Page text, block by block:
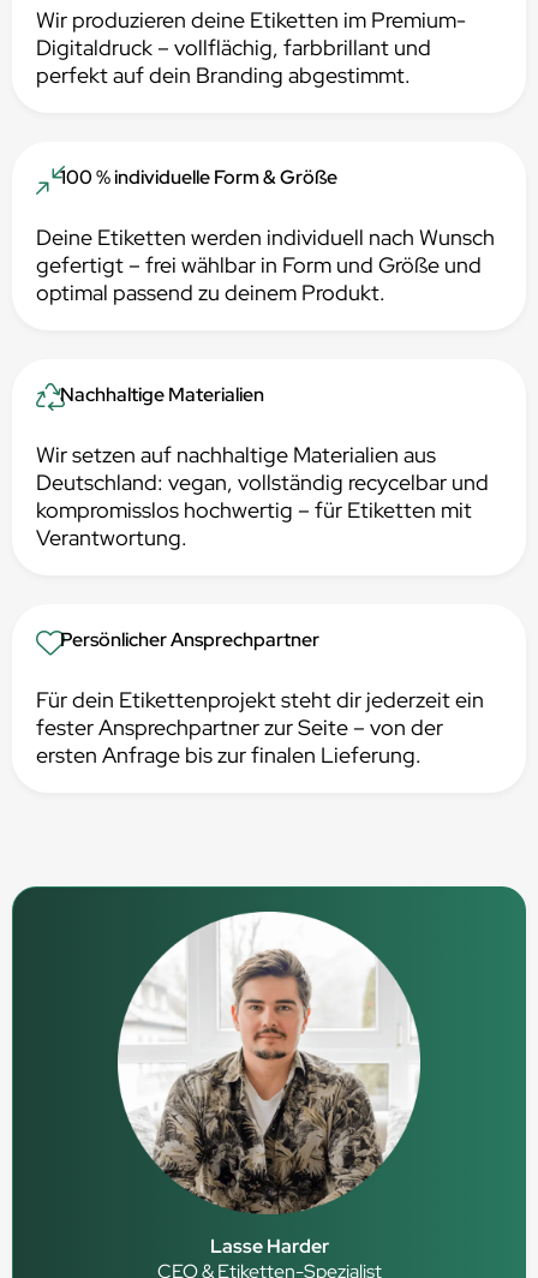
Wir produzieren deine Etiketten im Premium-
Digitaldruck – vollflächig, farbbrillant und
perfekt auf dein Branding abgestimmt.
100 % individuelle Form & Größe
Deine Etiketten werden individuell nach Wunsch
gefertigt – frei wählbar in Form und Größe und
optimal passend zu deinem Produkt.
Nachhaltige Materialien
Wir setzen auf nachhaltige Materialien aus
Deutschland: vegan, vollständig recycelbar und
kompromisslos hochwertig – für Etiketten mit
Verantwortung.
Persönlicher Ansprechpartner
Für dein Etikettenprojekt steht dir jederzeit ein
fester Ansprechpartner zur Seite – von der
ersten Anfrage bis zur finalen Lieferung.
Lasse Harder
CEO & Etiketten-Spezialist